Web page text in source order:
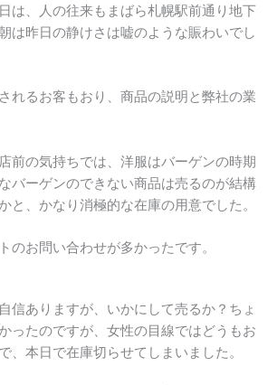
は、人の往来もまばら札幌駅前通り地下
は昨日の静けさは嘘のような賑わいでし
れるお客もおり、商品の説明と弊社の業
前の気持ちでは、洋服はバーゲンの時期
バーゲンのできない商品は売るのが結構
と、かなり消極的な在庫の用意でした。
のお問い合わせが多かったです。
信ありますが、いかにして売るか？ちょ
ったのですが、女性の目線ではどうもお
、本日で在庫切らせてしまいました。